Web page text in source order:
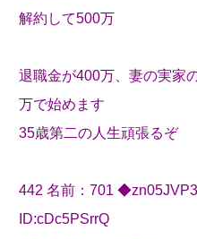
解約して500万
退職金が400万、妻の実家
万で始めます
35歳第二の人生頑張るぞ
442 名前：701
ID:cDc5PSrrQ